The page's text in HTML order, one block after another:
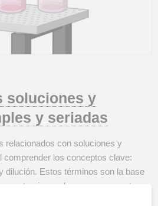
soluciones y
y seriadas
relacionados con soluciones y
comprender los conceptos clave:
dilución. Estos términos son la base
de manera correcta.
Es una mezcla homogénea que